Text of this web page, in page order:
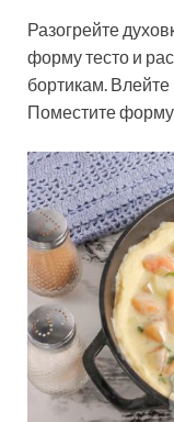
Разогрейте
форму тесто и
бортикам. Влейте
Поместите форму